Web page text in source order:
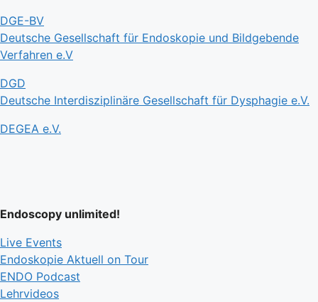
DGE-BV
Deutsche Gesellschaft für Endoskopie und Bildgebende
Verfahren e.V
DGD
Deutsche Interdisziplinäre Gesellschaft für Dysphagie e.V.
DEGEA e.V.
Endoscopy unlimited!
Live Events
Endoskopie Aktuell on Tour
ENDO Podcast
Lehrvideos